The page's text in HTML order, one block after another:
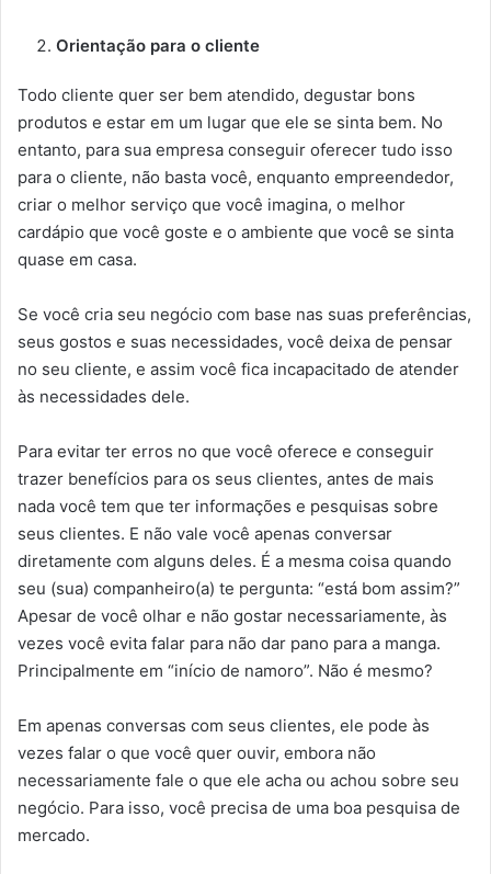
Orientação para o cliente
Todo cliente quer ser bem atendido, degustar bons
produtos e estar em um lugar que ele se sinta bem. No
entanto, para sua empresa conseguir oferecer tudo isso
para o cliente, não basta você, enquanto empreendedor,
criar o melhor serviço que você imagina, o melhor
cardápio que você goste e o ambiente que você se sinta
quase em casa.
Se você cria seu negócio com base nas suas preferências,
seus gostos e suas necessidades, você deixa de pensar
no seu cliente, e assim você fica incapacitado de atender
às necessidades dele.
Para evitar ter erros no que você oferece e conseguir
trazer benefícios para os seus clientes, antes de mais
nada você tem que ter informações e pesquisas sobre
seus clientes. E não vale você apenas conversar
diretamente com alguns deles. É a mesma coisa quando
seu (sua) companheiro(a) te pergunta: “está bom assim?”
Apesar de você olhar e não gostar necessariamente, às
vezes você evita falar para não dar pano para a manga.
Principalmente em “início de namoro”. Não é mesmo?
Em apenas conversas com seus clientes, ele pode às
vezes falar o que você quer ouvir, embora não
necessariamente fale o que ele acha ou achou sobre seu
negócio. Para isso, você precisa de uma boa pesquisa de
mercado.